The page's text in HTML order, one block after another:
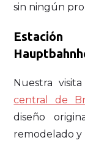
sin ningún
Nuestra
central de
diseño
remodelado y